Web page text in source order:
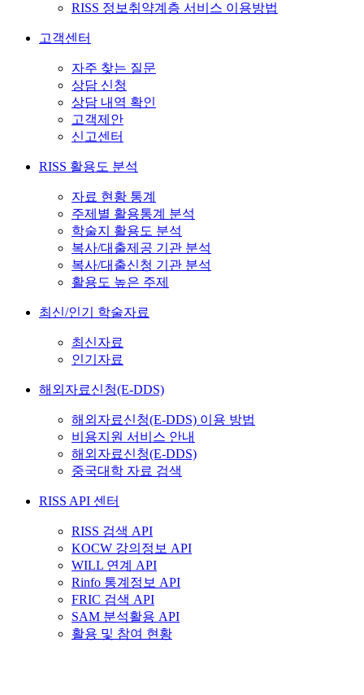
RISS 정보취약계층 서비스 이용방법
고객센터
자주 찾는 질문
상담 신청
상담 내역 확인
고객제안
신고센터
RISS 활용도 분석
자료 현황 통계
주제별 활용통계 분석
학술지 활용도 분석
복사/대출제공 기관 분석
복사/대출신청 기관 분석
활용도 높은 주제
최신/인기 학술자료
최신자료
인기자료
해외자료신청(E-DDS)
해외자료신청(E-DDS) 이용 방법
비용지원 서비스 안내
해외자료신청(E-DDS)
중국대학 자료 검색
RISS API 센터
RISS 검색 API
KOCW 강의정보 API
WILL 연계 API
Rinfo 통계정보 API
FRIC 검색 API
SAM 분석활용 API
활용 및 참여 현황